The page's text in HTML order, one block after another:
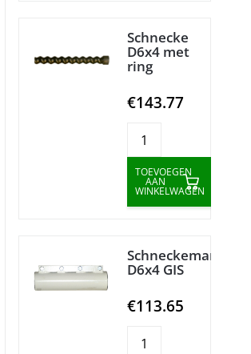
Schnecke
D6x4 met
ring
€143.77
TOEVOEGEN
AAN
WINKELWAGEN
Schneckemantel
D6x4 GIS
€113.65